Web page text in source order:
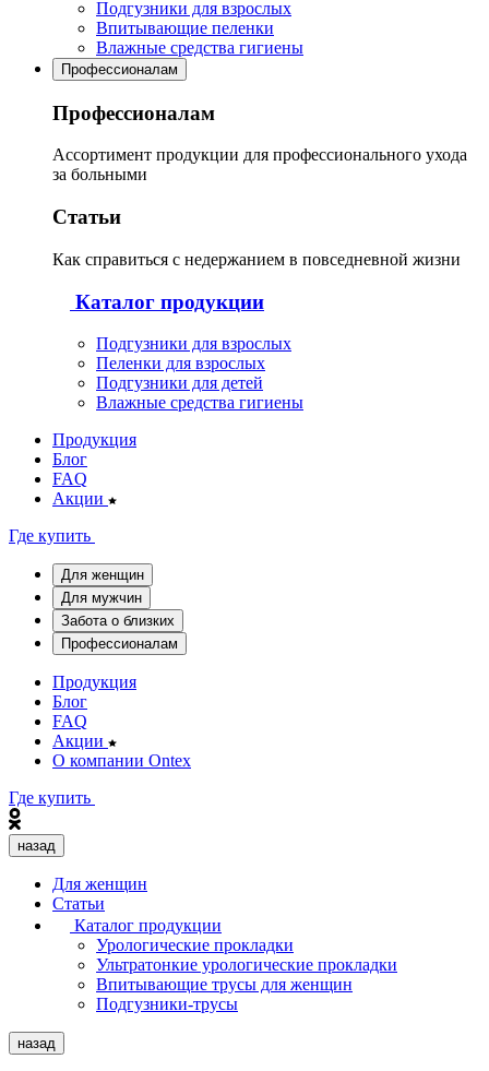
Подгузники для взрослых
Впитывающие пеленки
Влажные средства гигиены
Профессионалам
Профессионалам
Ассортимент продукции для профессионального ухода
за больными
Статьи
Как справиться с недержанием в повседневной жизни
Каталог продукции
Подгузники для взрослых
Пеленки для взрослых
Подгузники для детей
Влажные средства гигиены
Продукция
Блог
FAQ
Акции
Где купить
Для женщин
Для мужчин
Забота о близких
Профессионалам
Продукция
Блог
FAQ
Акции
О компании Ontex
Где купить
назад
Для женщин
Статьи
Каталог продукции
Урологические прокладки
Ультратонкие урологические прокладки
Впитывающие трусы для женщин
Подгузники-трусы
назад